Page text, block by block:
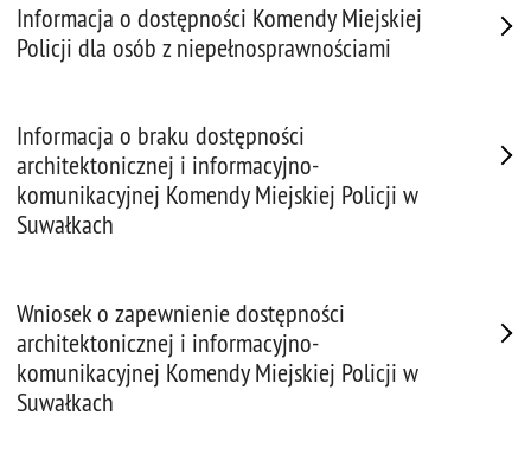
Informacja o dostępności Komendy Miejskiej
Policji dla osób z niepełnosprawnościami
Informacja o braku dostępności
architektonicznej i informacyjno-
komunikacyjnej Komendy Miejskiej Policji w
Suwałkach
Wniosek o zapewnienie dostępności
architektonicznej i informacyjno-
komunikacyjnej Komendy Miejskiej Policji w
Suwałkach